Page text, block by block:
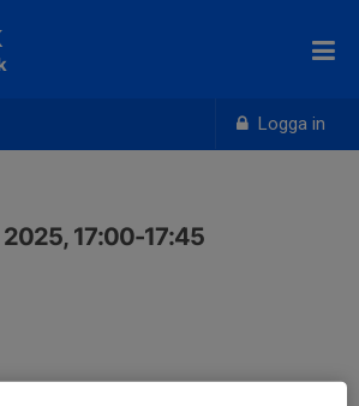
Logga in
2025, 17:00-17:45